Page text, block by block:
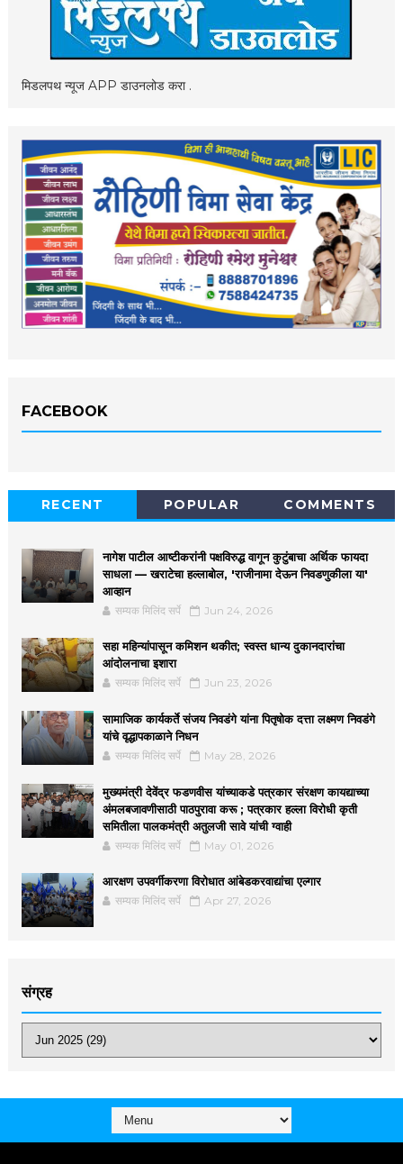
मिडलपथ न्यूज APP डाउनलोड करा .
FACEBOOK
RECENT POPULAR COMMENTS
नागेश पाटील आष्टीकरांनी पक्षविरुद्ध वागून कुटुंबाचा अर्थिक फायदा
साधला — खराटेचा हल्लाबोल, 'राजीनामा देऊन निवडणुकीला या'
आव्हान
सम्यक मिलिंद सर्पे Jun 24, 2026
सहा महिन्यांपासून कमिशन थकीत; स्वस्त धान्य दुकानदारांचा
आंदोलनाचा इशारा
सम्यक मिलिंद सर्पे Jun 23, 2026
सामाजिक कार्यकर्ते संजय निवडंगे यांना पितृषोक दत्ता लक्ष्मण निवडंगे
यांचे वृद्धापकाळाने निधन
सम्यक मिलिंद सर्पे May 28, 2026
मुख्यमंत्री देवेंद्र फडणवीस यांच्याकडे पत्रकार संरक्षण कायद्याच्या
अंमलबजावणीसाठी पाठपुरावा करू ; पत्रकार हल्ला विरोधी कृती
समितीला पालकमंत्री अतुलजी सावे यांची ग्वाही
सम्यक मिलिंद सर्पे May 01, 2026
आरक्षण उपवर्गीकरणा विरोधात आंबेडकरवाद्यांचा एल्गार
सम्यक मिलिंद सर्पे Apr 27, 2026
संग्रह